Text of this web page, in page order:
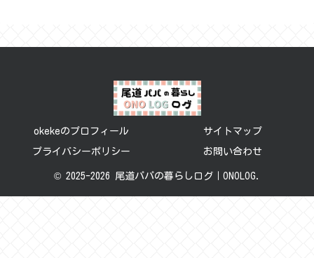
okekeのプロフィール サイトマップ
プライバシーポリシー お問い合わせ
© 2025-2026 尾道パパの暮らしログ｜ONOLOG.